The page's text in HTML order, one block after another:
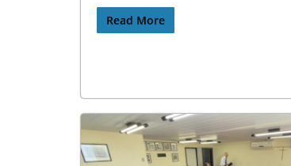
Read More